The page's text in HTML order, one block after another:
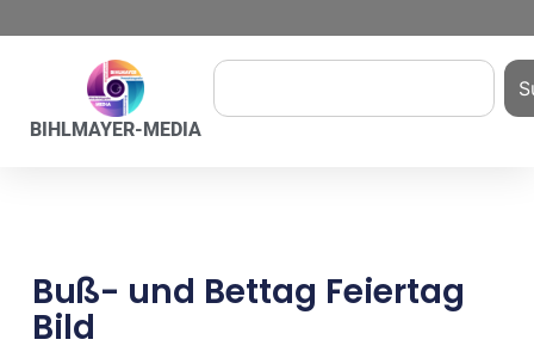
BIHLMAYER-MEDIA
Buß- und Bettag Feiertag
Bild